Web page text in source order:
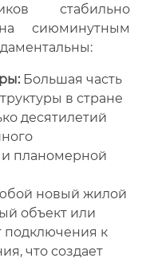
стабильно
сиюминутным
Большая часть
в стране
десятилетий
планомерной
новый жилой
объект или
подключения к
что создает